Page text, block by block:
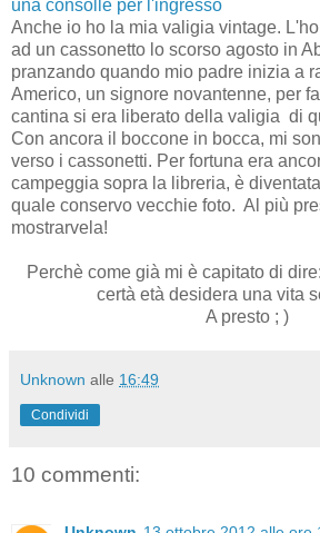
una consolle per l'ingresso
Anche io ho la mia valigia vintage.
ad un cassonetto lo scorso agosto in
pranzando quando mio padre inizia a
Americo, un signore novantenne, per
cantina si era liberato della valigia di
Con ancora il boccone in bocca, mi
verso i cassonetti. Per fortuna era
campeggia sopra la libreria, è
quale conservo vecchie foto. Al più
mostrarvela!
Perchè come già mi è capitato di
certà età desidera una vita
A presto ; )
Unknown alle 16:49
Condividi
10 commenti: